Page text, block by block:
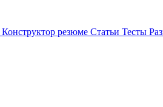
Конструктор резюме Статьи Тесты